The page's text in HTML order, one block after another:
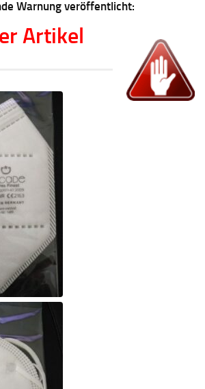
Warnung veröffentlicht:
Artikel